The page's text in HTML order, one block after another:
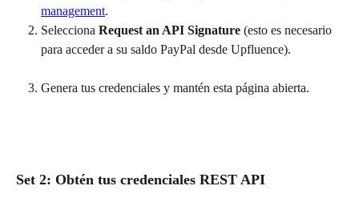
management.
Selecciona Request an API Signature (esto es necesario
para acceder a su saldo PayPal desde Upfluence).
Genera tus credenciales y mantén esta página abierta.
Set 2: Obtén tus credenciales REST API